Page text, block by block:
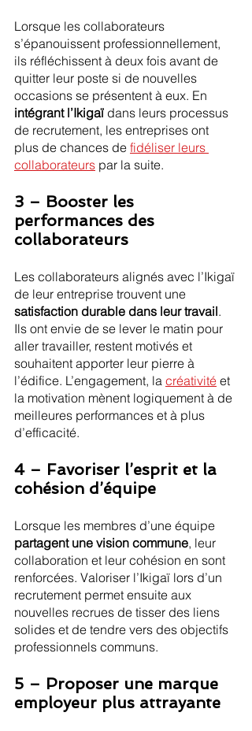
Lorsque les collaborateurs
s’épanouissent professionnellement,
ils réfléchissent à deux fois avant de
quitter leur poste si de nouvelles
occasions se présentent à eux. En
intégrant l’Ikigaï dans leurs processus
de recrutement, les entreprises ont
plus de chances de fidéliser leurs
collaborateurs par la suite.
3 – Booster les
performances des
collaborateurs
Les collaborateurs alignés avec l’Ikigaï
de leur entreprise trouvent une
satisfaction durable dans leur travail.
Ils ont envie de se lever le matin pour
aller travailler, restent motivés et
souhaitent apporter leur pierre à
l’édifice. L’engagement, la créativité et
la motivation mènent logiquement à de
meilleures performances et à plus
d’efficacité.
4 – Favoriser l’esprit et la
cohésion d’équipe
Lorsque les membres d’une équipe
partagent une vision commune, leur
collaboration et leur cohésion en sont
renforcées. Valoriser l’Ikigaï lors d’un
recrutement permet ensuite aux
nouvelles recrues de tisser des liens
solides et de tendre vers des objectifs
professionnels communs.
5 – Proposer une marque
employeur plus attrayante